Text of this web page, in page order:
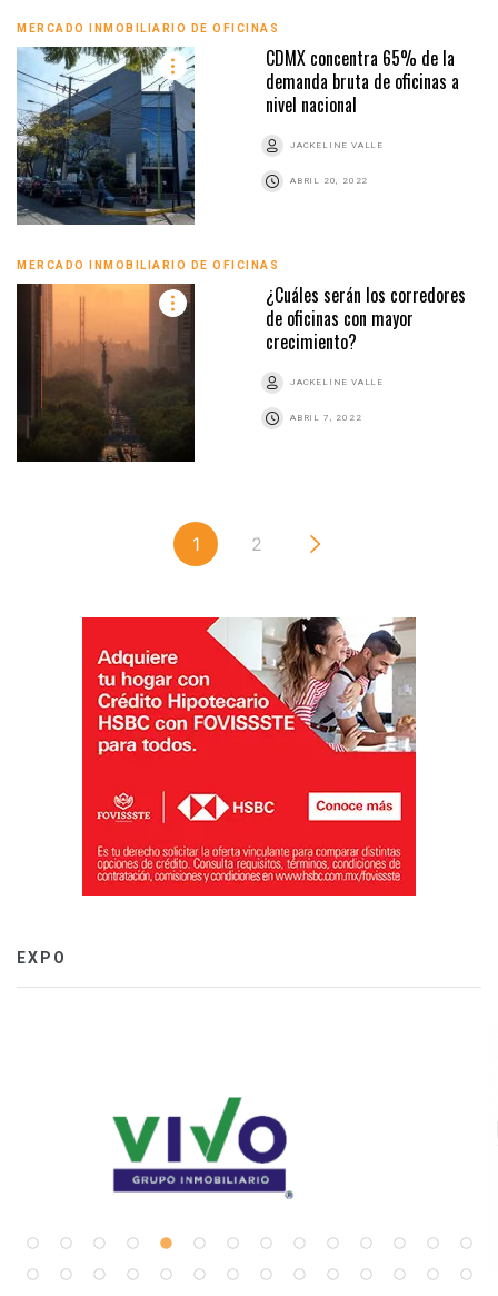
MERCADO INMOBILIARIO DE OFICINAS
CDMX concentra 65% de la
demanda bruta de oficinas a
nivel nacional
JACKELINE VALLE
ABRIL 20, 2022
MERCADO INMOBILIARIO DE OFICINAS
¿Cuáles serán los corredores
de oficinas con mayor
crecimiento?
JACKELINE VALLE
ABRIL 7, 2022
1 2
EXPO